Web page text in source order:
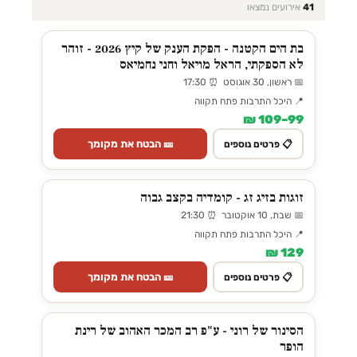
41 אירועים נמצאו
בת הים הקטנה - הפקת הענק של קיץ 2026 - זוהר
לא הספקתי, הראל מויאל וחני נחמיאס
📅 ראשון, 30 אוגוסט ⏰ 17:30
📍 היכל התרבות פתח תקווה
99–109 ₪
📋 פרטים נוספים 🎫 הבטח את מקומך
זוגות בזיג זג - קומדיה בקצב גבוה
📅 שבת, 10 אוקטובר ⏰ 21:30
📍 היכל התרבות פתח תקווה
129 ₪
📋 פרטים נוספים 🎫 הבטח את מקומך
הסינור של רוני - ע"פ רב המכר האהוב של רינת
הופר